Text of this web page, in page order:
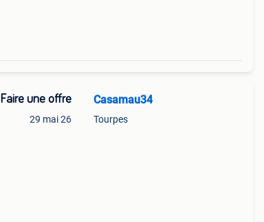
Faire une offre
29 mai 26
Casamau34
Tourpes